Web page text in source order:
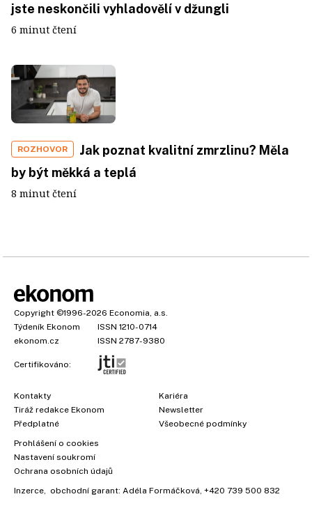
jste neskončili vyhladovělí v džungli
6 minut čtení
ROZHOVOR
Jak poznat kvalitní zmrzlinu? Měla
by být měkká a teplá
8 minut čtení
Copyright ©1996-2026 Economia, a.s.
Týdeník Ekonom
ISSN 1210-0714
ekonom.cz
ISSN 2787-9380
Certifikováno:
Kontakty
Tiráž redakce Ekonom
Předplatné
Kariéra
Newsletter
Všeobecné podmínky
Prohlášení o cookies
Nastavení soukromí
Ochrana osobních údajů
Inzerce, obchodní garant: Adéla Formáčková, +420 739 500 832